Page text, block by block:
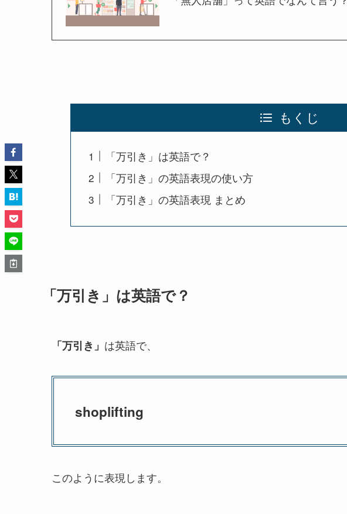
もくじ
「万引き」は英語で？
「万引き」の英語表現の使い方
「万引き」の英語表現 まとめ
「万引き」は英語で？
「万引き」 は英語で、
shoplifting
このように表現します。